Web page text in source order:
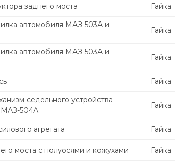
заднего моста Гайка
автомобиля МАЗ-503А и
Гайка
автомобиля МАЗ-503А и
Гайка
Гайка
седельного устройства
МАЗ-504А
Гайка
агрегата Гайка
моста с полуосями и кожухами Гайка